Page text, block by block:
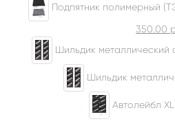
Подпятник полимерный
350.00
Шильдик металлический
Шильдик
Автолейбл